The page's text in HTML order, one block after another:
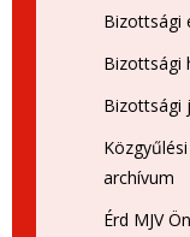
Bizottsági
Bizottsági
Bizottsági
archívum
Érd MJV